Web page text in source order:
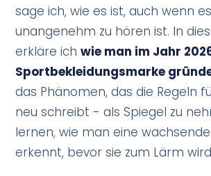
sage ich, wie es ist, auch wenn es
unangenehm zu hören ist. In
erkläre ichwie man im Jahr
Sportbekleidungsmarke
das Phänomen, das die Regeln
neu schreibt - als Spiegel zu
lernen, wie man eine
erkennt, bevor sie zum Lärm